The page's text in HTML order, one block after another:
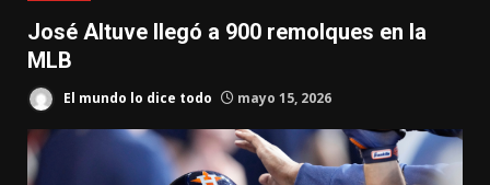
José Altuve llegó a 900 remolques en la
MLB
El mundo lo dice todo mayo 15, 2026